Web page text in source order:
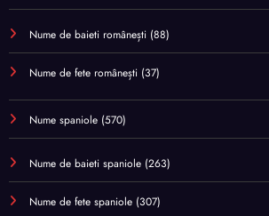
Nume de baieti românești (88)
Nume de fete românești (37)
Nume spaniole (570)
Nume de baieti spaniole (263)
Nume de fete spaniole (307)